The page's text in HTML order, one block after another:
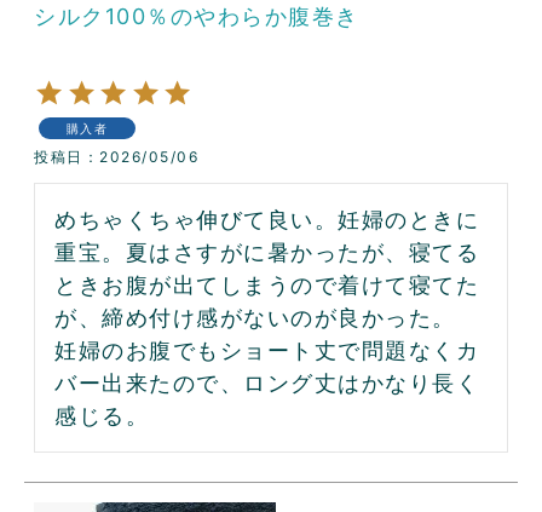
シルク100％のやわらか腹巻き
購入者
投稿日 2026/05/06
めちゃくちゃ伸びて良い。妊婦のときに
重宝。夏はさすがに暑かったが、寝てる
ときお腹が出てしまうので着けて寝てた
が、締め付け感がないのが良かった。
妊婦のお腹でもショート丈で問題なくカ
バー出来たので、ロング丈はかなり長く
感じる。